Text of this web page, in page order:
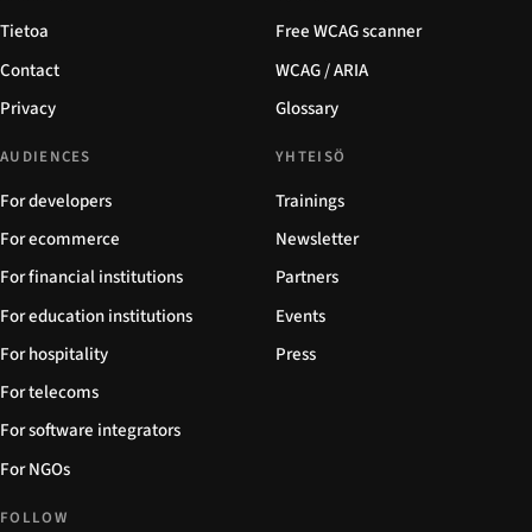
Tietoa
Contact
Privacy
Free WCAG scanner
WCAG / ARIA
Glossary
AUDIENCES
For developers
For ecommerce
For financial institutions
For education institutions
For hospitality
For telecoms
For software integrators
For NGOs
YHTEISÖ
Trainings
Newsletter
Partners
Events
Press
FOLLOW